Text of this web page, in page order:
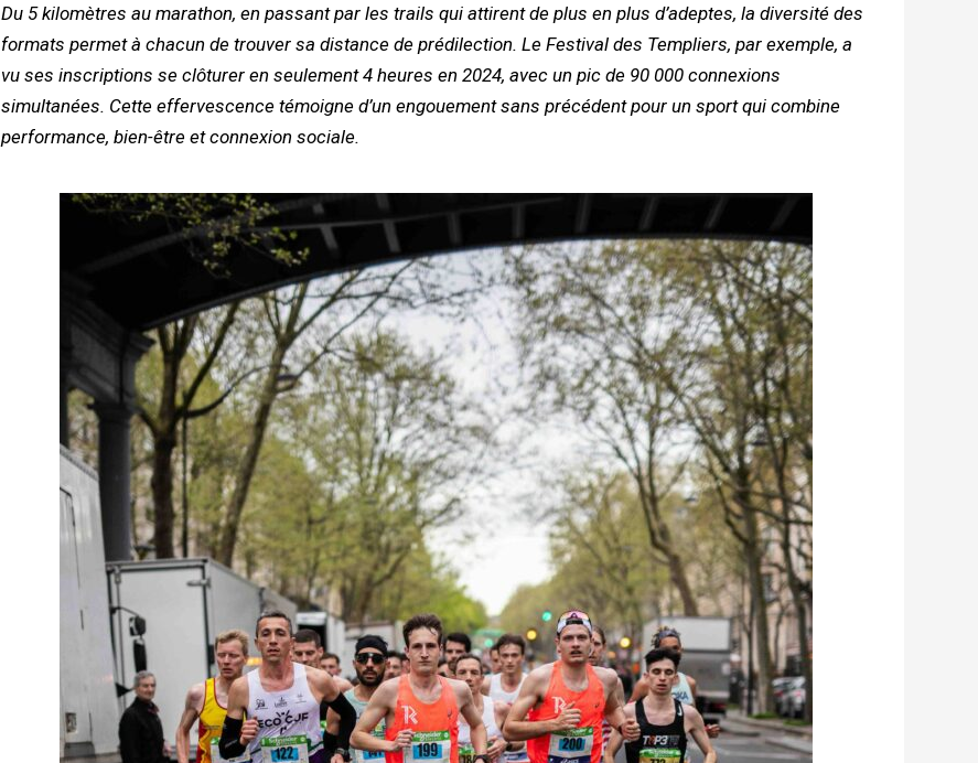
Du 5 kilomètres au marathon, en passant par les trails qui attirent de plus en plus d’adeptes, la diversité des
formats permet à chacun de trouver sa distance de prédilection. Le Festival des Templiers, par exemple, a
vu ses inscriptions se clôturer en seulement 4 heures en 2024, avec un pic de 90 000 connexions
simultanées. Cette effervescence témoigne d’un engouement sans précédent pour un sport qui combine
performance, bien-être et connexion sociale.